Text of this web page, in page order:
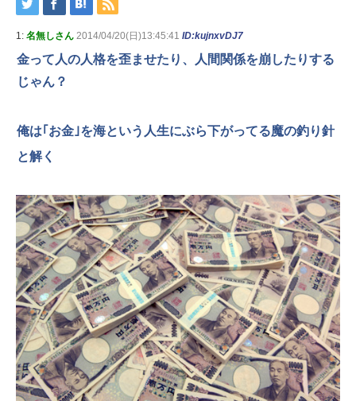
1: 名無しさん 2014/04/20(日)13:45:41 ID:kujnxvDJ7
金って人の人格を歪ませたり、人間関係を崩したりする
じゃん？
俺は｢お金｣を海という人生にぶら下がってる魔の釣り針
と解く